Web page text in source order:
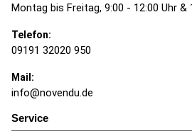
Montag bis Freitag, 9:00 - 12:00 Uhr &
Telefon:
09191 32020 950
Mail:
info@novendu.de
Service